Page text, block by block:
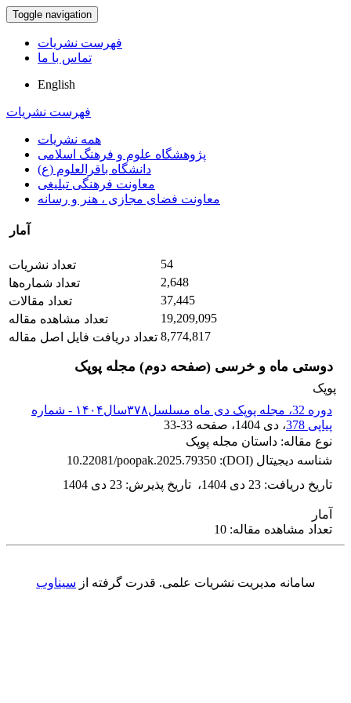
Toggle navigation
فهرست نشریات
تماس با ما
English
فهرست نشریات
همه نشریات
پژوهشگاه علوم و فرهنگ اسلامی
دانشگاه باقرالعلوم (ع)
معاونت فرهنگی تبلیغی
معاونت فضای مجازی ، هنر و رسانه
آمار
تعداد نشریات
54
تعداد شماره‌ها
2,648
تعداد مقالات
37,445
تعداد مشاهده مقاله
19,209,095
تعداد دریافت فایل اصل مقاله 8,774,817
دوستی ماه و خرسی (صفحه دوم) مجله پوپک
پوپک
دوره 32، مجله پوپک دی ماه مسلسل۳۷۸سال۱۴۰۴ - شماره
پیاپی 378
، دی 1404 ، صفحه 33-33
نوع مقاله: داستان مجله پوپک
شناسه دیجیتال (DOI):
10.22081/poopak.2025.79350
تاریخ دریافت: 23 دی 1404 ، تاریخ پذیرش: 23 دی 1404
آمار
تعداد مشاهده مقاله: 10
سامانه مدیریت نشریات علمی. قدرت گرفته از سیناوب